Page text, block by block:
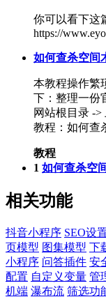
你可以看下这
https://
如何查杀空间
本教程操作繁
下：整理一份
网站根目录 -
教程：如何查
教程
1 如何查杀空
相关功能
抖音小程序 SEO设
页模型 图集模型 下
小程序 问答插件 安
配置 自定义变量 管
机端 瀑布流 筛选功